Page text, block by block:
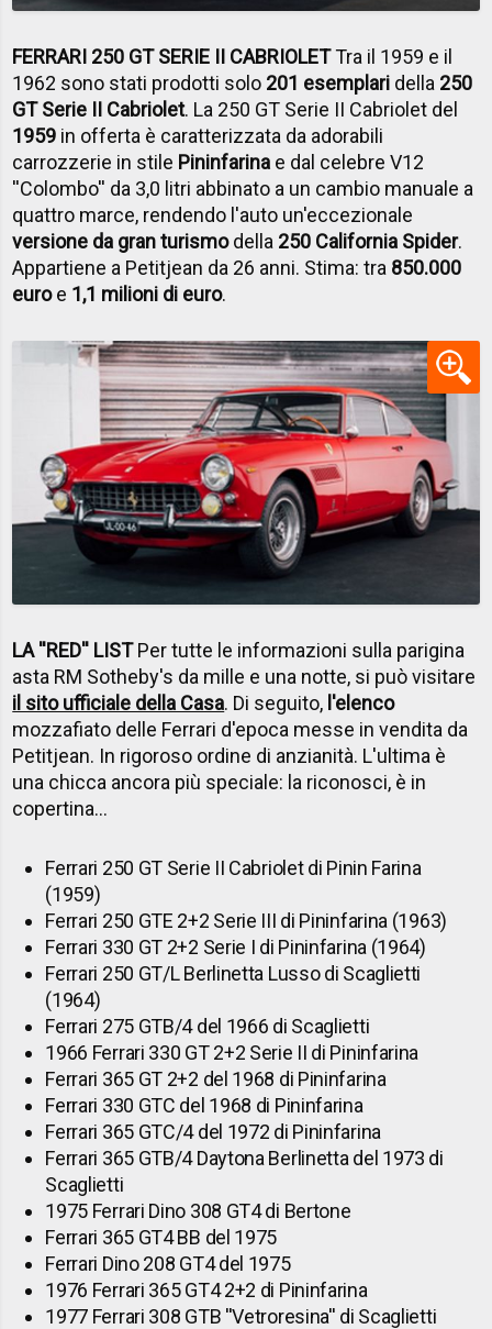
FERRARI 250 GT SERIE II CABRIOLETTra il 1959 e il
1962 sono stati prodotti solo 201 esemplari della 250
GT Serie II Cabriolet. La 250 GT Serie II Cabriolet del
1959 in offerta è caratterizzata da adorabili
carrozzerie in stile Pininfarina e dal celebre V12
''Colombo'' da 3,0 litri abbinato a un cambio manuale a
quattro marce, rendendo l'auto un'eccezionale
versione da gran turismodella 250 California Spider.
Appartiene a Petitjean da 26 anni. Stima: tra 850.000
euroe 1,1 milioni di euro.
LA ''RED'' LISTPer tutte le informazioni sulla parigina
asta RM Sotheby's da mille e una notte, si può visitare
il sito ufficiale della Casa. Di seguito, l'elenco
mozzafiato delle Ferrari d'epoca messe in vendita da
Petitjean. In rigoroso ordine di anzianità. L'ultima è
una chicca ancora più speciale: la riconosci, è in
copertina...
Ferrari 250 GT Serie II Cabriolet di Pinin Farina
(1959)
Ferrari 250 GTE 2+2 Serie III di Pininfarina (1963)
Ferrari 330 GT 2+2 Serie I di Pininfarina (1964)
Ferrari 250 GT/L Berlinetta Lusso di Scaglietti
(1964)
Ferrari 275 GTB/4 del 1966 di Scaglietti
1966 Ferrari 330 GT 2+2 Serie II di Pininfarina
Ferrari 365 GT 2+2 del 1968 di Pininfarina
Ferrari 330 GTC del 1968 di Pininfarina
Ferrari 365 GTC/4 del 1972 di Pininfarina
Ferrari 365 GTB/4 Daytona Berlinetta del 1973 di
Scaglietti
1975 Ferrari Dino 308 GT4 di Bertone
Ferrari 365 GT4 BB del 1975
Ferrari Dino 208 GT4 del 1975
1976 Ferrari 365 GT4 2+2 di Pininfarina
1977 Ferrari 308 GTB ''Vetroresina'' di Scaglietti